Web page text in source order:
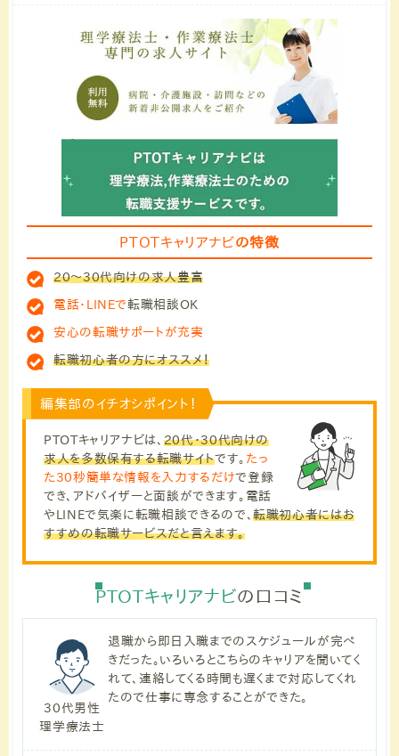
PTOTキャリアナビの特徴
20～30代向けの求人豊富
電話・LINEで 転職相談OK
安心の転職サポートが充実
転職初心者の方にオススメ！
編集部のイチオシポイント！
PTOTキャリアナビは、 20代・30代向けの
求人を多数保有する転職サイトです。 たっ
た30秒簡単な情報を入力するだけで登録
でき、アドバイザーと面談ができます。 電話
やLINEで気楽に転職相談できるので、転職初心者にはお
すすめの転職サービスだと言えます。
PTOTキャリアナビの口コミ
30代男性
理学療法士
退職から即日入職までのスケジュールが完ぺ
きだった。いろいろとこちらのキャリアを聞いてく
れて、連絡してくる時間も遅くまで対応してくれ
たので仕事に専念することができた。